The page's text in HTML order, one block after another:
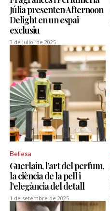
Júlia presenten Afternoon
Delight en un espai
exclusiu
3 de juliol de 2025
Bellesa
Guerlain, l’art del perfum,
la ciència de la pell i
l’elegància del detall
1 de setembre de 2025